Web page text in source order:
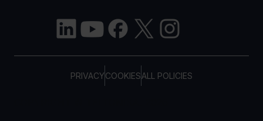
PRIVACYCOOKIESALL POLICIES